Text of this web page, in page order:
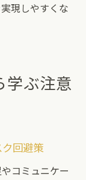
現しやすくな
学ぶ注意
回避策
コミュニケー